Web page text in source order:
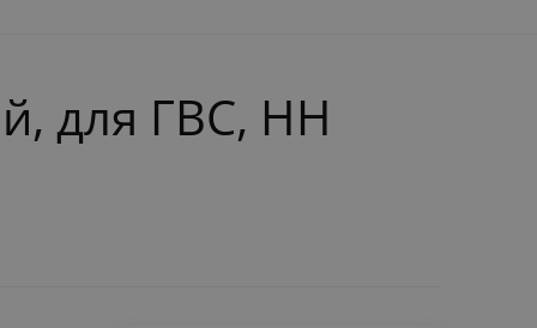
для ГВС, НН